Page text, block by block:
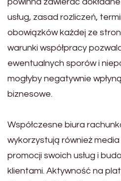
usług, zasad rozliczeń,
obowiązków każdej ze
warunki współpracy
ewentualnych sporów i
mogłyby negatywnie
biznesowe.
Współczesne biura
wykorzystują również
promocji swoich usług i
klientami. Aktywność na